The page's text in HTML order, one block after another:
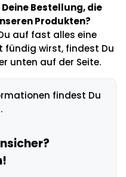
Bestellung, die
Produkten?
auf fast alles eine
fündig wirst, findest Du
unten auf der Seite.
findest Du
.